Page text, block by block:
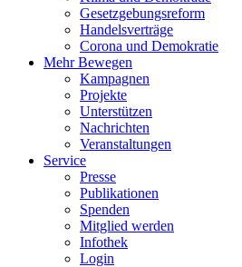
Gesetzgebungsreform
Handelsverträge
Corona und Demokratie
Mehr Bewegen
Kampagnen
Projekte
Unterstützen
Nachrichten
Veranstaltungen
Service
Presse
Publikationen
Spenden
Mitglied werden
Infothek
Login